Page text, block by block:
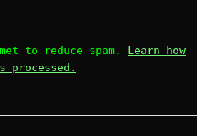
to reduce spam. Learn how
processed.